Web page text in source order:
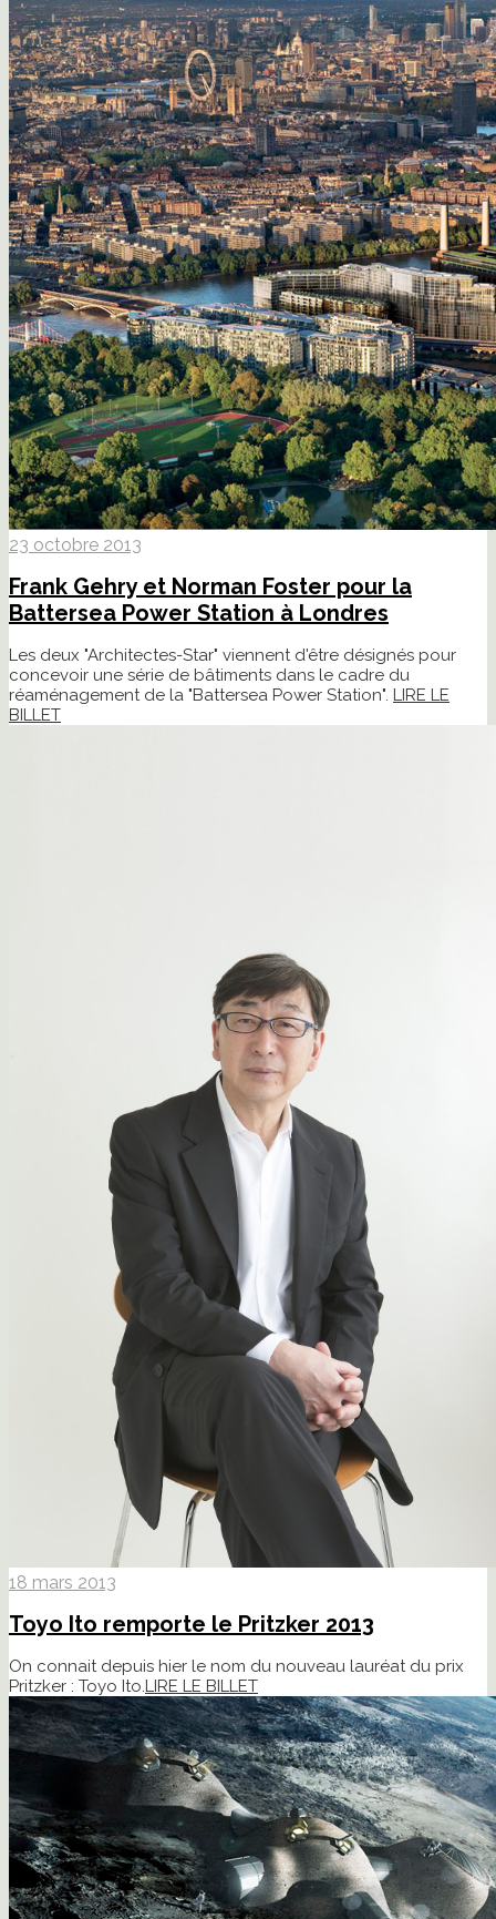
23 octobre 2013
Frank Gehry et Norman Foster pour la
Battersea Power Station à Londres
Les deux "Architectes-Star" viennent d'être désignés pour
concevoir une série de bâtiments dans le cadre du
réaménagement de la "Battersea Power Station". LIRE LE
BILLET
18 mars 2013
Toyo Ito remporte le Pritzker 2013
On connait depuis hier le nom du nouveau lauréat du prix
Pritzker : Toyo Ito.LIRE LE BILLET